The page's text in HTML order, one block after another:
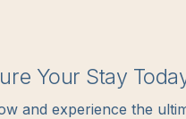
Your Stay
and experience the